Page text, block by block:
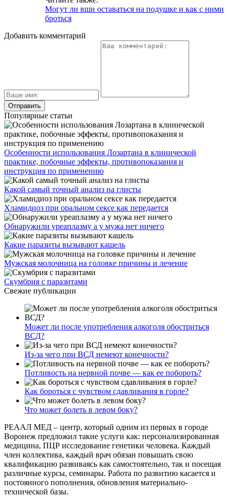
Могут ли вши оставаться на подушке и как с ними
броться
Добавить комментарий
Популярные статьи
Особенности использования Лозартана в клинической
практике, побочные эффекты, противопоказания и
инструкция по применению
Какой самый точный анализ на глисты
Хламидиоз при оральном сексе как передается
Обнаружили уреаплазму а у мужа нет ничего
Какие паразиты вызывают кашель
Мужская молочница на головке причины и лечение
Скумбрия с паразитами
Свежие публикации
Может ли после употребления алкоголя обостриться
ВСД?
Из-за чего при ВСД немеют конечности?
Потливость на нервной почве — как ее побороть?
Как бороться с чувством сдавливания в горле?
Что может болеть в левом боку?
РЕААЛ МЕД – центр, который одним из первых в городе
Воронеж предложил такие услуги как: персонализированная
медицина, ПЦР исследование генетики человека. Каждый
член коллектива, каждый врач обязан повышать свою
квалификацию развиваясь как самостоятельно, так и посещая
различные курсы, семинары. Работа по развитию касается и
постоянного пополнения, обновления материально-
технической базы.